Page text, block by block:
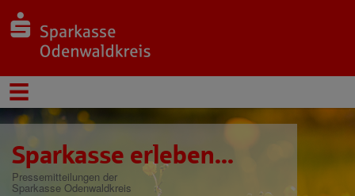
Sparkasse erleben...
Pressemitteilungen der
Sparkasse Odenwaldkreis